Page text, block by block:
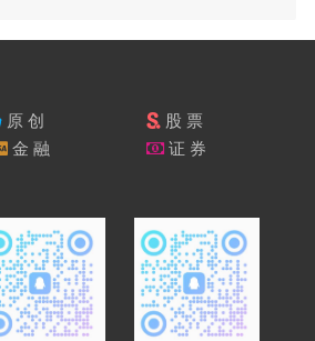
原 创
股 票
金 融
证 券